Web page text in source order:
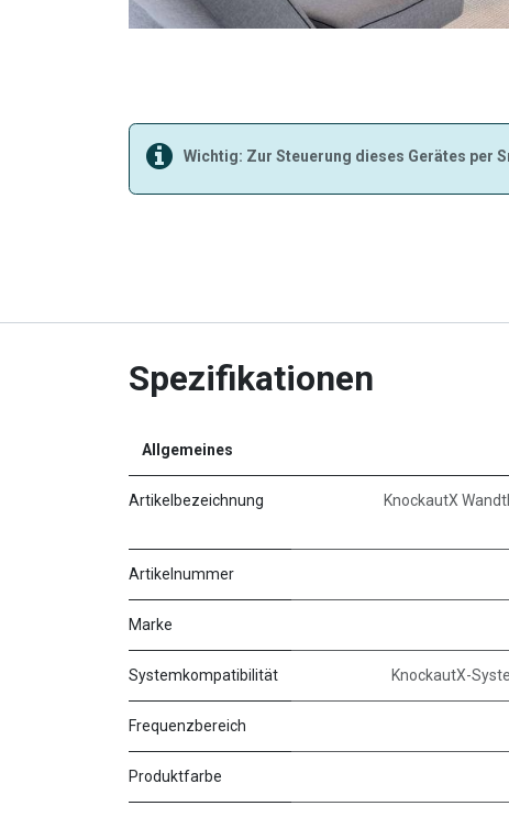
Wichtig: Zur Steuerung dieses Gerätes per
Spezifikationen
Allgemeines
Artikelbezeichnung
KnockautX
Artikelnummer
Marke
Systemkompatibilität KnockautX-
Frequenzbereich
Produktfarbe